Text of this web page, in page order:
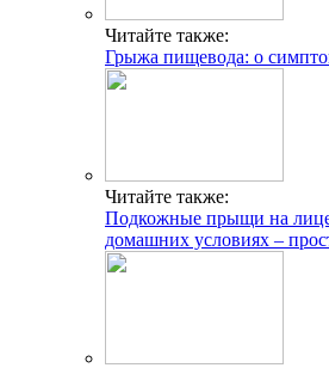
Читайте также:
Грыжа пищевода: о
Читайте также:
Подкожные прыщи на лице
домашних условиях –